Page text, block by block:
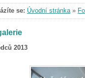
se: Úvodní stránka»
2013